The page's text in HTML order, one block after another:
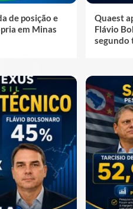
de posição e
em Minas
Quaest
Flávio
segundo